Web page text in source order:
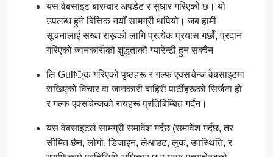
यस वेबसाइट बारम्बार अपडेट र सुधार गरिएको छ। यो
उपलब्ध हुने बित्तिक नयाँ सामग्री थपियो। जब हामी
सूचनालाई सख्त राख्नको लागि प्रत्येक प्रयास गर्छौं, प्रदान
गरिएको जानकारीको शुद्धताको ग्यारेन्टी हुन सक्दैन
लि Gulf्क गरिएको पृष्ठहरू र गल्फ एक्सचेन्ज वेबसाइटमा
राखिएको विचार वा जानकारी बाहिरी पार्टीहरूको सिर्जना हो
र गल्फ एक्सचेन्जको रायहरू प्रतिबिम्बित गर्दैन।
यस वेबसाइटले सामग्री समावेश गर्दछ (समावेश गर्दछ, तर
सीमित छैन, लोगो, डिजाइन, लेआउट, लुक, उपस्थिति, र